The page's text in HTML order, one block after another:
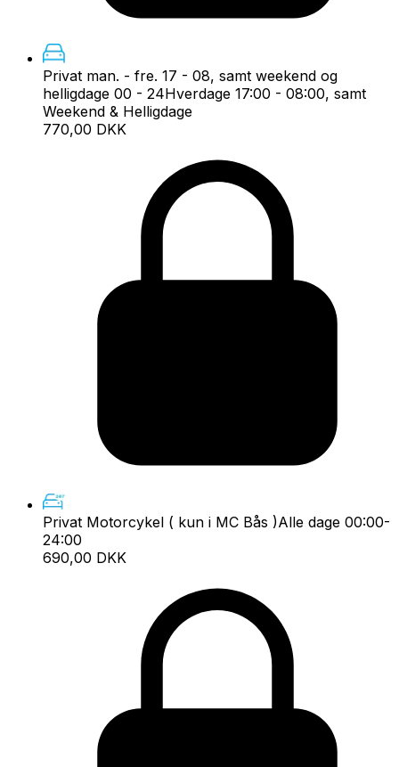
Privat man. - fre. 17 - 08, samt weekend og
helligdage 00 - 24Hverdage 17:00 - 08:00, samt
Weekend & Helligdage
770,00 DKK
Privat Motorcykel ( kun i MC Bås )Alle dage 00:00-
24:00
690,00 DKK